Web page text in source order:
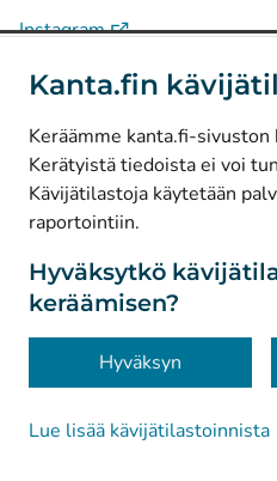
Kanta.fin
Keräämme kanta.fi-
Kerätyistä tiedoista ei voi
Kävijätilastoja käytetään
raportointiin.
Hyväksytkö
keräämisen?
Hyväksyn
Lue lisää kävijätilastoinnista
Instagram(Avautuu uuteen
Facebook(Avautuu uuteen
© Kanta-Palvelut,
Tietosuoja
Tietoa sivustosta
Saavutettavuus
Evästeet